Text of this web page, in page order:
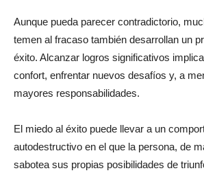
Aunque pueda parecer contradictorio,
temen al fracaso también desarrollan un
éxito. Alcanzar logros significativos
confort, enfrentar nuevos desafíos y, a
mayores responsabilidades.
El miedo al éxito puede llevar a un
autodestructivo en el que la persona, de
sabotea sus propias posibilidades de